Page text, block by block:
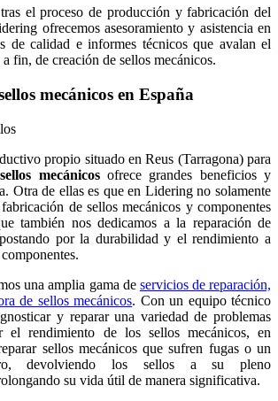
el proceso de producción y fabricación del
ofrecemos asesoramiento y asistencia en
de calidad e informes técnicos que avalan el
fin, de creación de sellos mecánicos.
mecánicos en España
propio situado en Reus (Tarragona) para
mecánicos ofrece grandes beneficios y
Otra de ellas es que en Lidering no solamente
de sellos mecánicos y componentes
también nos dedicamos a la reparación de
por la durabilidad y el rendimiento a
una amplia gama de servicios de reparación,
de sellos mecánicos. Con un equipo técnico
y reparar una variedad de problemas
el rendimiento de los sellos mecánicos, en
sellos mecánicos que sufren fugas o un
devolviendo los sellos a su pleno
su vida útil de manera significativa.